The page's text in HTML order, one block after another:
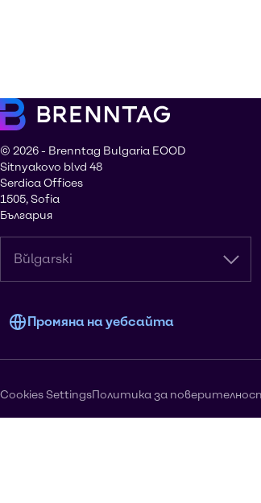
© 2026 - Brenntag Bulgaria EOOD
Sitnyakovo blvd 48
Serdica Offices
1505, Sofia
България
Bŭlgarski
Промяна на уебсайта
Cookies SettingsПолитика за